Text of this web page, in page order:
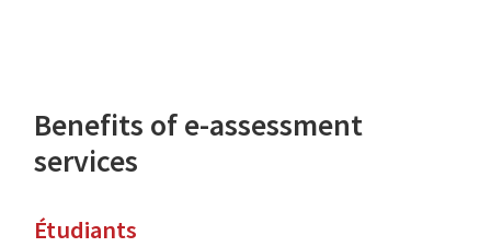
Benefits of e-assessment
services
Étudiants